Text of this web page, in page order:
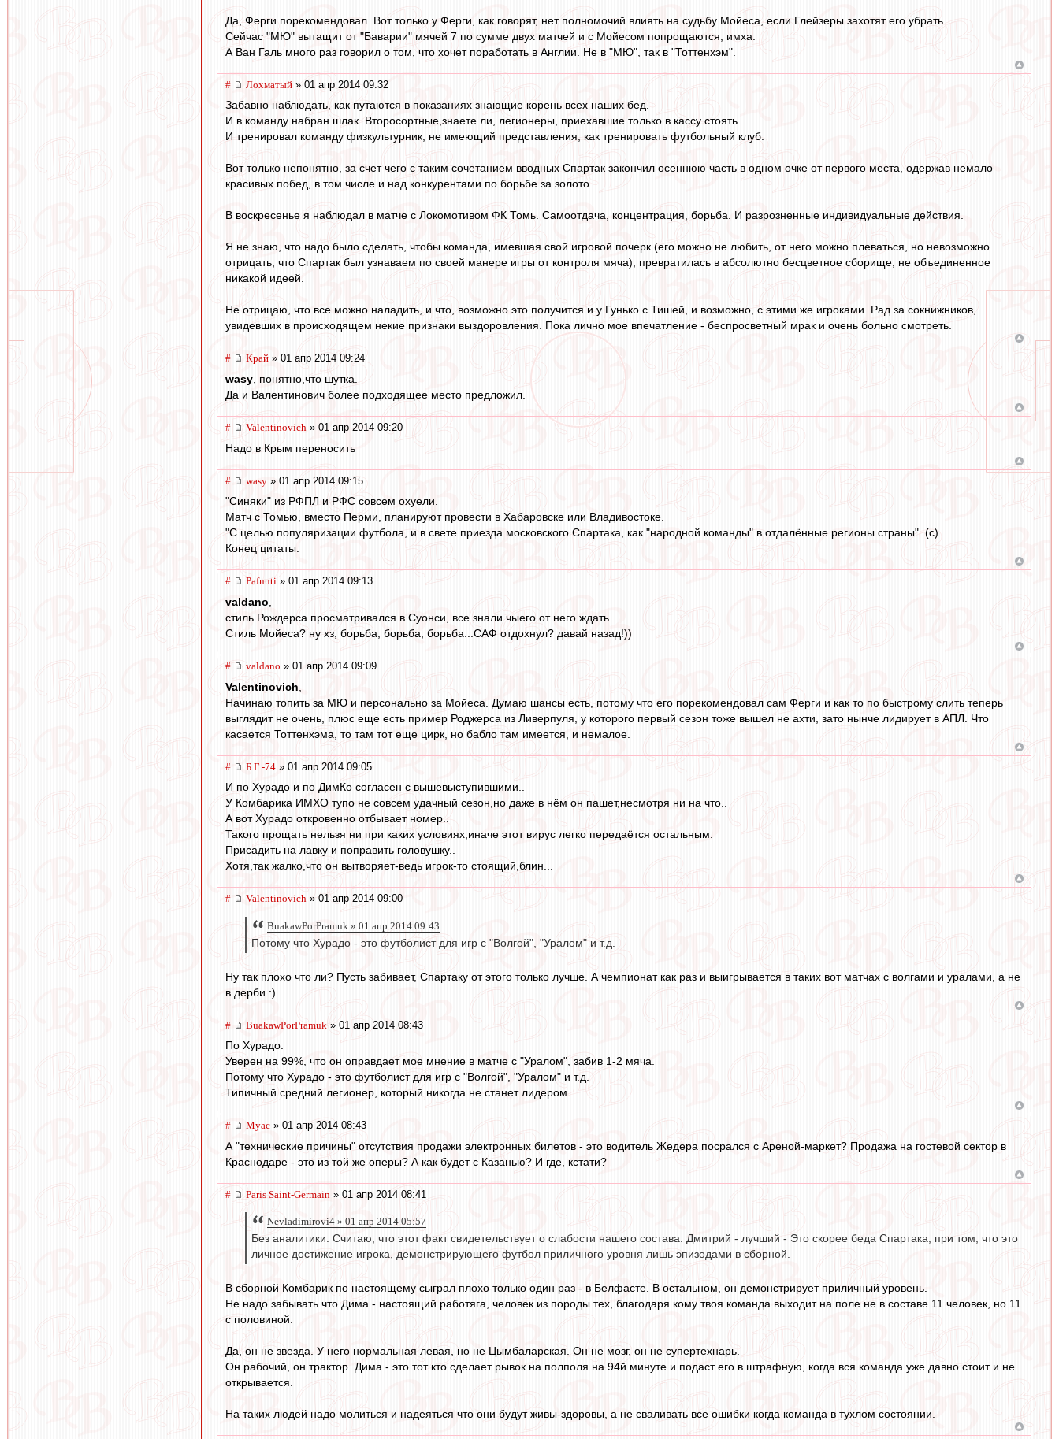
Да, Ферги порекомендовал. Вот только у Ферги, как говорят, нет полномочий влиять на судьбу Мойеса, если Глейзеры захотят его убрать.
Сейчас "МЮ" вытащит от "Баварии" мячей 7 по сумме двух матчей и с Мойесом попрощаются, имха.
А Ван Галь много раз говорил о том, что хочет поработать в Англии. Не в "МЮ", так в "Тоттенхэм".
# Лохматый » 01 апр 2014 09:32
Забавно наблюдать, как путаются в показаниях знающие корень всех наших бед.
И в команду набран шлак. Второсортные,знаете ли, легионеры, приехавшие только в кассу стоять.
И тренировал команду физкультурник, не имеющий представления, как тренировать футбольный клуб.
Вот только непонятно, за счет чего с таким сочетанием вводных Спартак закончил осеннюю часть в одном очке от первого места, одержав немало
красивых побед, в том числе и над конкурентами по борьбе за золото.
В воскресенье я наблюдал в матче с Локомотивом ФК Томь. Самоотдача, концентрация, борьба. И разрозненные индивидуальные действия.
Я не знаю, что надо было сделать, чтобы команда, имевшая свой игровой почерк (его можно не любить, от него можно плеваться, но невозможно
отрицать, что Спартак был узнаваем по своей манере игры от контроля мяча), превратилась в абсолютно бесцветное сборище, не объединенное
никакой идеей.
Не отрицаю, что все можно наладить, и что, возможно это получится и у Гунько с Тишей, и возможно, с этими же игроками. Рад за сокнижников,
увидевших в происходящем некие признаки выздоровления. Пока лично мое впечатление - беспросветный мрак и очень больно смотреть.
# Край » 01 апр 2014 09:24
wasy , понятно,что шутка.
Да и Валентинович более подходящее место предложил.
# Valentinovich » 01 апр 2014 09:20
Надо в Крым переносить
# wasy » 01 апр 2014 09:15
"Синяки" из РФПЛ и РФС совсем охуели.
Матч с Томью, вместо Перми, планируют провести в Хабаровске или Владивостоке.
"С целью популяризации футбола, и в свете приезда московского Спартака, как "народной команды" в отдалённые регионы страны". (с)
Конец цитаты.
# Pafnuti » 01 апр 2014 09:13
valdano
стиль Рождерса просматривался в Суонси, все знали чыего от него ждать.
Стиль Мойеса? ну хз, борьба, борьба, борьба...САФ отдохнул? давай назад!))
# valdano » 01 апр 2014 09:09
Valentinovich
Начинаю топить за МЮ и персонально за Мойеса. Думаю шансы есть, потому что его порекомендовал сам Ферги и как то по быстрому слить теперь
выглядит не очень, плюс еще есть пример Роджерса из Ливерпуля, у которого первый сезон тоже вышел не ахти, зато нынче лидирует в АПЛ. Что
касается Тоттенхэма, то там тот еще цирк, но бабло там имеется, и немалое.
# Б.Г.-74 » 01 апр 2014 09:05
И по Хурадо и по ДимКо согласен с вышевыступившими..
У Комбарика ИМХО тупо не совсем удачный сезон,но даже в нём он пашет,несмотря ни на что..
А вот Хурадо откровенно отбывает номер..
Такого прощать нельзя ни при каких условиях,иначе этот вирус легко передаётся остальным.
Присадить на лавку и поправить головушку..
Хотя,так жалко,что он вытворяет-ведь игрок-то стоящий,блин...
# Valentinovich » 01 апр 2014 09:00
BuakawPorPramuk » 01 апр 2014 09:43
Потому что Хурадо - это футболист для игр с "Волгой", "Уралом" и т.д.
Ну так плохо что ли? Пусть забивает, Спартаку от этого только лучше. А чемпионат как раз и выигрывается в таких вот матчах с волгами и уралами, а не
в дерби.:)
# BuakawPorPramuk » 01 апр 2014 08:43
По Хурадо.
Уверен на 99%, что он оправдает мое мнение в матче с "Уралом", забив 1-2 мяча.
Потому что Хурадо - это футболист для игр с "Волгой", "Уралом" и т.д.
Типичный средний легионер, который никогда не станет лидером.
# Myac » 01 апр 2014 08:43
А "технические причины" отсутствия продажи электронных билетов - это водитель Жедера посрался с Ареной-маркет? Продажа на гостевой сектор в
Краснодаре - это из той же оперы? А как будет с Казанью? И где, кстати?
# Paris Saint-Germain » 01 апр 2014 08:41
Nevladimirovi4 » 01 апр 2014 05:57
Без аналитики: Считаю, что этот факт свидетельствует о слабости нашего состава. Дмитрий - лучший - Это скорее беда Спартака, при том, что это
личное достижение игрока, демонстрирующего футбол приличного уровня лишь эпизодами в сборной.
В сборной Комбарик по настоящему сыграл плохо только один раз - в Белфасте. В остальном, он демонстрирует приличный уровень.
Не надо забывать что Дима - настоящий работяга, человек из породы тех, благодаря кому твоя команда выходит на поле не в составе 11 человек, но 11
с половиной.
Да, он не звезда. У него нормальная левая, но не Цымбаларская. Он не мозг, он не супертехнарь.
Он рабочий, он трактор. Дима - это тот кто сделает рывок на полполя на 94й минуте и подаст его в штрафную, когда вся команда уже давно стоит и не
открывается.
На таких людей надо молиться и надеяться что они будут живы-здоровы, а не сваливать все ошибки когда команда в тухлом состоянии.